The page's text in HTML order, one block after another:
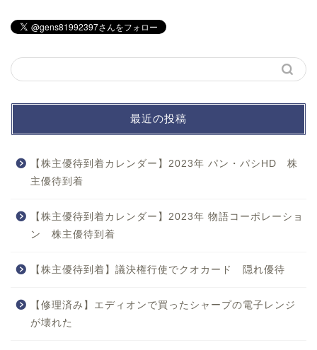
最近の投稿
【株主優待到着カレンダー】2023年 パン・パシHD 株
主優待到着
【株主優待到着カレンダー】2023年 物語コーポレーショ
ン 株主優待到着
【株主優待到着】議決権行使でクオカード 隠れ優待
【修理済み】エディオンで買ったシャープの電子レンジ
が壊れた